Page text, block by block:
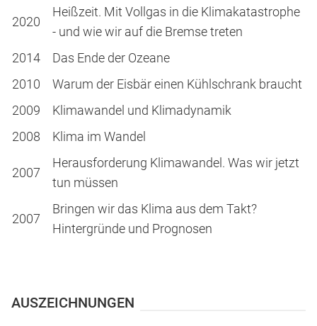
2020
Heißzeit. Mit Vollgas in die Klimakatastrophe
- und wie wir auf die Bremse treten
2014
Das Ende der Ozeane
2010
Warum der Eisbär einen Kühlschrank braucht
2009
Klimawandel und Klimadynamik
2008
Klima im Wandel
2007
Herausforderung Klimawandel. Was wir jetzt
tun müssen
2007
Bringen wir das Klima aus dem Takt?
Hintergründe und Prognosen
AUSZEICHNUNGEN